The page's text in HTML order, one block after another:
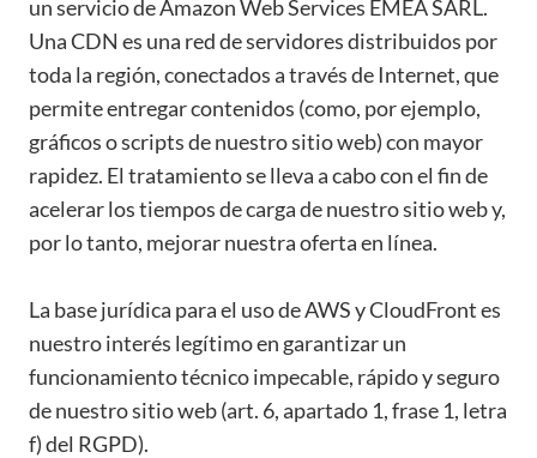
un servicio de Amazon Web Services EMEA SARL.
Una CDN es una red de servidores distribuidos por
toda la región, conectados a través de Internet, que
permite entregar contenidos (como, por ejemplo,
gráficos o scripts de nuestro sitio web) con mayor
rapidez. El tratamiento se lleva a cabo con el fin de
acelerar los tiempos de carga de nuestro sitio web y,
por lo tanto, mejorar nuestra oferta en línea.
La base jurídica para el uso de AWS y CloudFront es
nuestro interés legítimo en garantizar un
funcionamiento técnico impecable, rápido y seguro
de nuestro sitio web (art. 6, apartado 1, frase 1, letra
f) del RGPD).